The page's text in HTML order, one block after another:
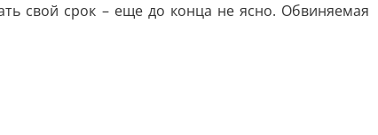
свой срок – еще до конца не ясно. Обвиняемая